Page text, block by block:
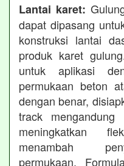
Lantai karet:
dapat dipasang
konstruksi lantai
produk karet
untuk aplikasi
permukaan beton
dengan benar,
track
meningkatkan
menambah
permukaan.